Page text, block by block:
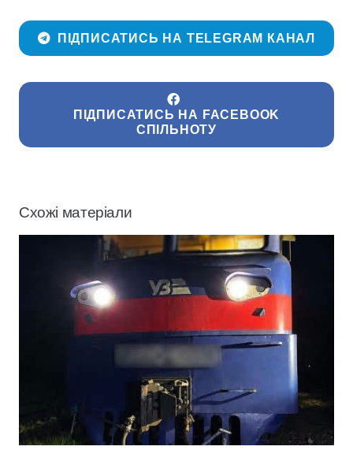
ПІДПИСАТИСЬ НА TELEGRAM КАНАЛ
ПІДПИСАТИСЬ НА FACEBOOK
СПІЛЬНОТУ
Схожі матеріали